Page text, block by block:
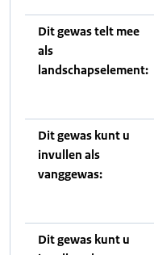
Dit gewas telt mee
als
landschapselement:
Dit gewas kunt u
invullen als
vanggewas:
Dit gewas kunt u